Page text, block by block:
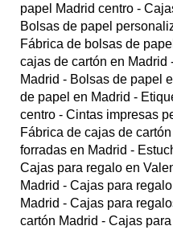
papel Madrid centro -
Bolsas de papel
Fábrica de bolsas de
cajas de cartón en Madrid
Madrid - Bolsas de papel
de papel en Madrid -
centro - Cintas impresas
Fábrica de cajas de
forradas en Madrid -
Cajas para regalo en
Madrid - Cajas para
Madrid - Cajas para
cartón Madrid - Cajas